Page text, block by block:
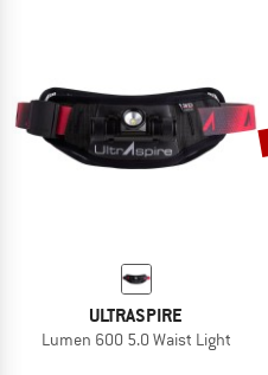
ULTRASPIRE
Lumen 600 5.0 Waist Light